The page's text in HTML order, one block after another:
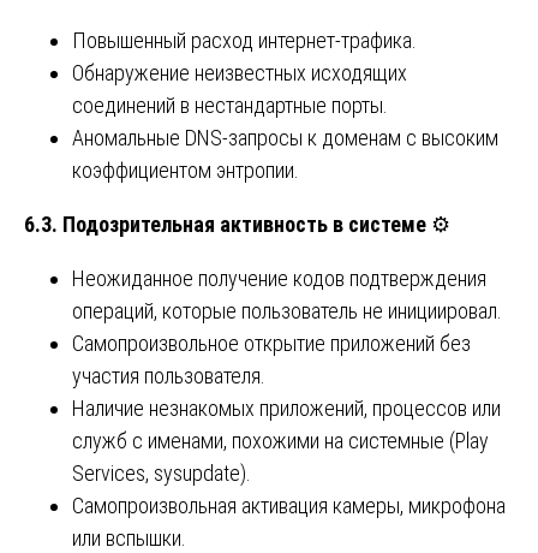
Повышенный расход интернет-трафика.
Обнаружение неизвестных исходящих
соединений в нестандартные порты.
Аномальные DNS-запросы к доменам с высоким
коэффициентом энтропии.
6.3. Подозрительная активность в системе ⚙️
Неожиданное получение кодов подтверждения
операций, которые пользователь не инициировал.
Самопроизвольное открытие приложений без
участия пользователя.
Наличие незнакомых приложений, процессов или
служб с именами, похожими на системные (Play
Services, sysupdate).
Самопроизвольная активация камеры, микрофона
или вспышки.